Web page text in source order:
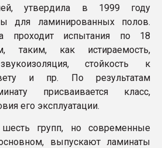
утвердила в 1999 году
для ламинированных полов.
проходит испытания по 18
таким, как истираемость,
стойкость к
и пр. По результатам
присваивается класс,
его эксплуатации.
шесть групп, но современные
выпускают ламинаты